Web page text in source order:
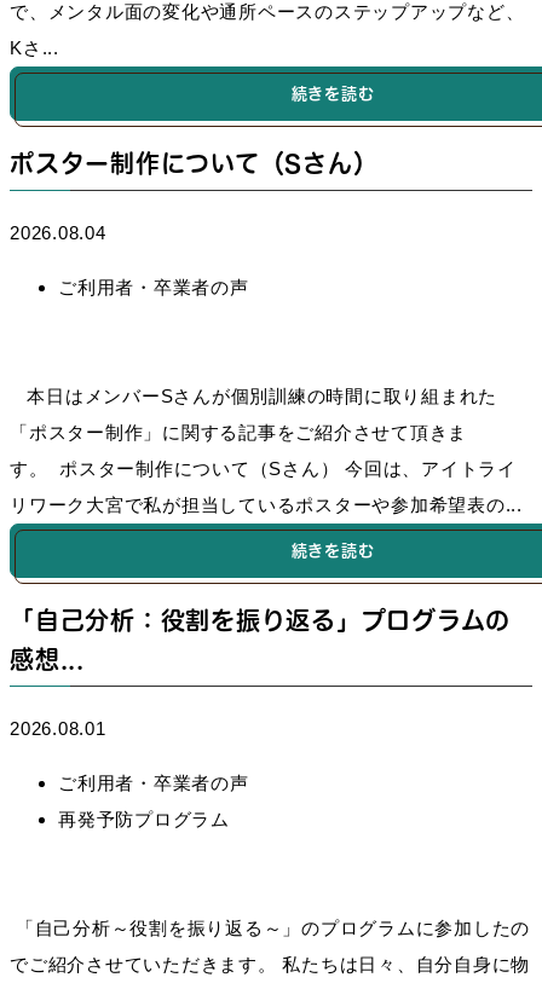
で、メンタル面の変化や通所ペースのステップアップなど、
Kさ...
続きを読む
ポスター制作について（Sさん）
2026.08.04
ご利用者・卒業者の声
本日はメンバーSさんが個別訓練の時間に取り組まれた
「ポスター制作」に関する記事をご紹介させて頂きま
す。 ポスター制作について（Sさん） 今回は、アイトライ
リワーク大宮で私が担当しているポスターや参加希望表の...
続きを読む
「自己分析：役割を振り返る」プログラムの
感想...
2026.08.01
ご利用者・卒業者の声
再発予防プログラム
「自己分析～役割を振り返る～」のプログラムに参加したの
でご紹介させていただきます。 私たちは日々、自分自身に物